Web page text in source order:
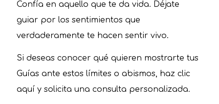
Confía en aquello que te da vida. Déjate
guiar por los sentimientos que
verdaderamente te hacen sentir vivo.
Si deseas conocer qué quieren mostrarte tus
Guías ante estos límites o abismos, haz clic
aquí y solicita una consulta personalizada.